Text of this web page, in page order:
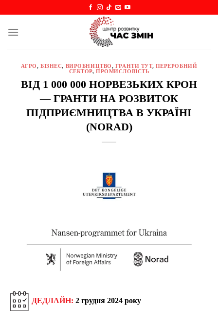
content
АГРО,БІЗНЕС, ВИРОБНИЦТВО, ГРАНТИ ТУТ, ПЕРЕРОБНИЙ
СЕКТОР,ПРОМИСЛОВІСТЬ
ВІД 1 000 000 НОРВЕЗЬКИХ КРОН
— ГРАНТИ НА РОЗВИТОК
ПІДПРИЄМНИЦТВА В УКРАЇНІ
(NORAD)
ДЕДЛАЙН: 2 грудня 2024 року